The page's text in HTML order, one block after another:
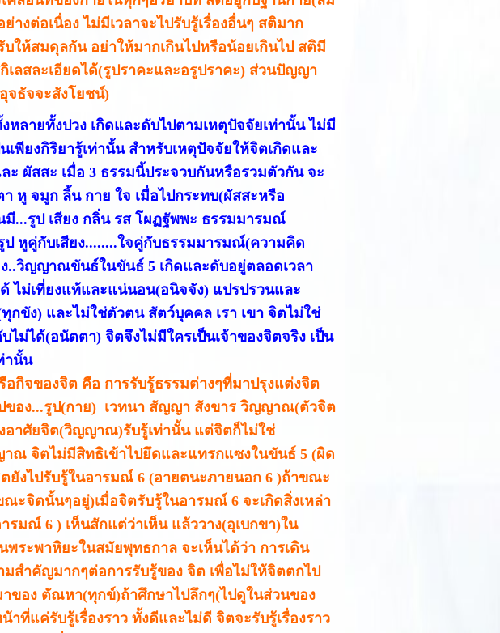
งต่อเนื่อง ไม่มีเวลาจะไปรับรู้เรื่องอื่นๆ สติมาก
ให้สมดุลกัน อย่าให้มากเกินไปหรือน้อยเกินไป สติมี
ลสละเอียดได้(รูปราคะและอรูปราคะ) ส่วนปัญญา
จธัจจะสังโยชน์)
ลายทั้งปวง เกิดและดับไปตามเหตุปัจจัยเท่านั้น ไม่มี
พียงกิริยารู้เท่านั้น สำหรับเหตุปัจจัยให้จิตเกิดและ
ผัสสะ เมื่อ 3 ธรรมนี้ประจวบกันหรือรวมตัวกัน จะ
หู จมูก ลิ้น กาย ใจ เมื่อไปกระทบ(ผัสสะหรือ
...รูป เสียง กลิ่น รส โผฏฐัพพะ ธรรมมารมณ์
หูคู่กับเสียง........ใจคู่กับธรรมมารมณ์(ความคิด
วิญญาณขันธ์ในขันธ์ 5 เกิดและดับอยู่ตลอดเวลา
ไม่เที่ยงแท้และแน่นอน(อนิจจัง) แปรปรวนและ
กขัง) และไม่ใช่ตัวตน สัตว์บุคคล เรา เขา จิตไม่ใช่
ม่ได้(อนัตตา) จิตจึงไม่มีใครเป็นเจ้าของจิตจริง เป็น
านั้น
กิจของจิต คือ การรับรู้ธรรมต่างๆที่มาปรุงแต่งจิต
ของ...รูป(กาย) เวทนา สัญญา สังขาร วิญญาณ(ตัวจิต
งอาศัยจิต(วิญญาณ)รับรู้เท่านั้น แต่จิตก็ไม่ใช่
ณ จิตไม่มีสิทธิเข้าไปยึดและแทรกแซงในขันธ์ 5 (ผิด
ยังไปรับรู้ในอารมณ์ 6 (อายตนะภายนอก 6 )ถ้าขณะ
ะจิตนั้นๆอยู่)เมื่อจิตรับรู้ในอารมณ์ 6 จะเกิดสิ่งเหล่า
มณ์ 6 ) เห็นสักแต่ว่าเห็น แล้ววาง(อุเบกขา)ใน
ระพาหิยะในสมัยพุทธกาล จะเห็นได้ว่า การเดิน
ำคัญมากๆต่อการรับรู้ของ จิต เพื่อไม่ให้จิตตกไป
ของ ตัณหา(ทุกข์)ถ้าศึกษาไปลึกๆ(ไปดูในส่วนของ
าที่แค่รับรู้เรื่องราว ทั้งดีและไม่ดี จิตจะรับรู้เรื่องราว